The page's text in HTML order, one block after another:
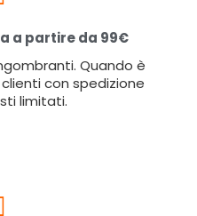
a partire da 99€
Quando è
con spedizione
limitati.